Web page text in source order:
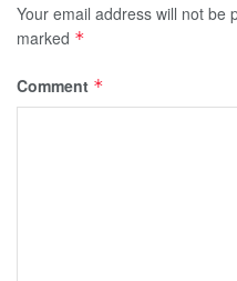
Your email address will not be
marked *
Comment *